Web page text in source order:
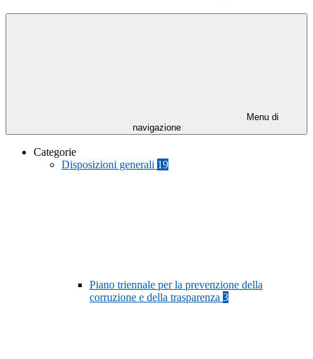
Menu di
navigazione
Categorie
Disposizioni generali 19
Piano triennale per la prevenzione della
corruzione e della trasparenza 3